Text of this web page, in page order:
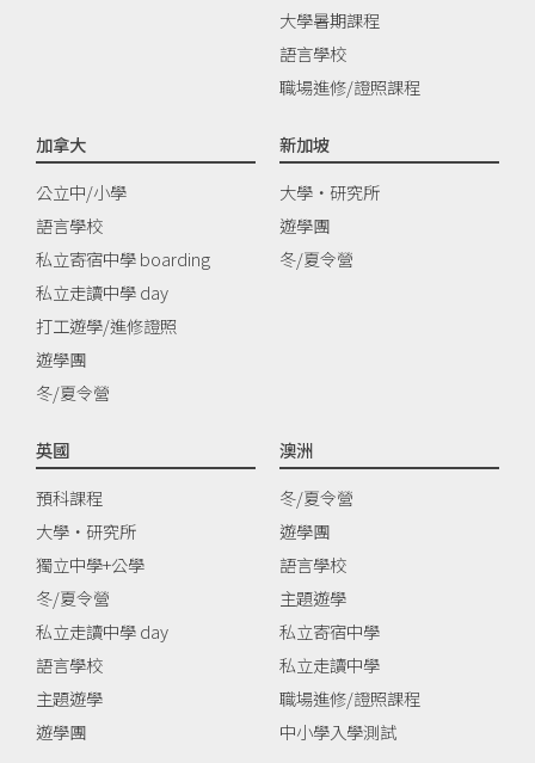
大學暑期課程
語言學校
職場進修/證照課程
加拿大
公立中/小學
語言學校
私立寄宿中學 boarding
私立走讀中學 day
打工遊學/進修證照
遊學團
冬/夏令營
新加坡
大學‧研究所
遊學團
冬/夏令營
英國
預科課程
大學‧研究所
獨立中學+公學
冬/夏令營
私立走讀中學 day
語言學校
主題遊學
遊學團
澳洲
冬/夏令營
遊學團
語言學校
主題遊學
私立寄宿中學
私立走讀中學
職場進修/證照課程
中小學入學測試